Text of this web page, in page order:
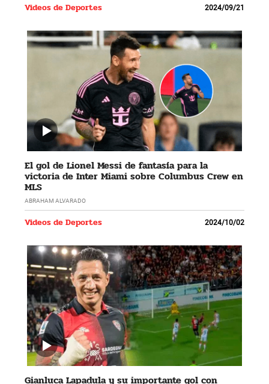
Videos de Deportes 2024/09/21
El gol de Lionel Messi de fantasía para la
victoria de Inter Miami sobre Columbus Crew en
MLS
ABRAHAM ALVARADO
Videos de Deportes 2024/10/02
Gianluca Lapadula y su importante gol con